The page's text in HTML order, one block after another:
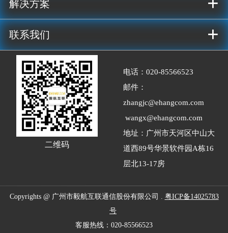
解决方案
联系我们 +
二维码
电话：020-85566523
邮件：
zhangjc@ehangcom.com
wangx@ehangcom.com
地址：广州市天河区中山大
道西89号华景软件园A栋16
层北13-17房
Copyrights @ 广州市毅航互联通信股份有限公司 . 粤ICP备14025783
号
客服热线：020-85566523